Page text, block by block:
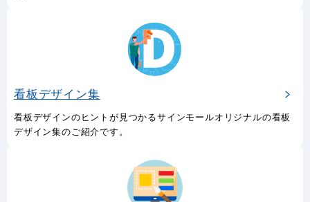
看板デザイン集
看板デザインのヒントが見つかるサインモールオリジナルの看板
デザイン集のご紹介です。